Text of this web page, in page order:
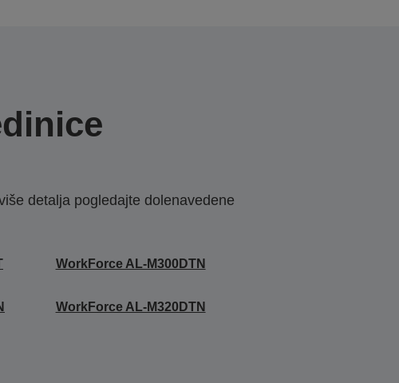
detalja pogledajte dolenavedene
WorkForce AL-M300DTN
WorkForce AL-M320DTN